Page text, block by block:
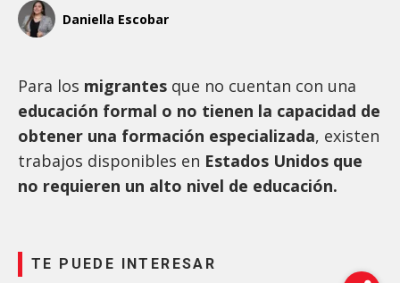
Daniella Escobar
Para los migrantes que no cuentan con una
educación formal o no tienen la capacidad de
obtener una formación especializada, existen
trabajos disponibles en Estados Unidos que
no requieren un alto nivel de educación.
TE PUEDE INTERESAR